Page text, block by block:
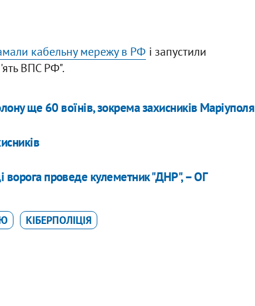
кабельну мережу в РФ і запустили
ВПС РФ".
ще 60 воїнів, зокрема захисників Маріуполя
ворога проведе кулеметник "ДНР", – ОГ
КІБЕРПОЛІЦІЯ